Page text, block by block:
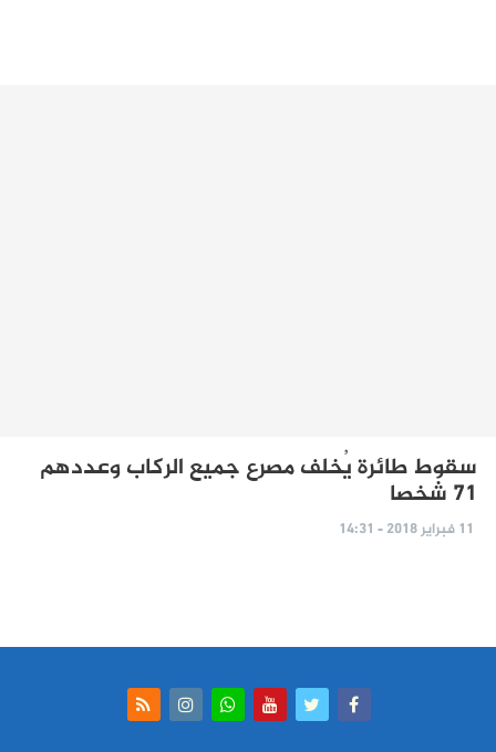
سقوط طائرة يُخلف مصرع جميع الركاب وعددهم
71 شخصا
11 فبراير 2018 - 14:31